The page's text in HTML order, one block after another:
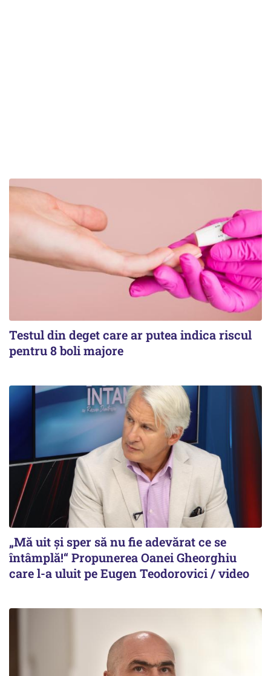
Testul din deget care ar putea indica riscul
pentru 8 boli majore
„Mă uit și sper să nu fie adevărat ce se
întâmplă!“ Propunerea Oanei Gheorghiu
care l-a uluit pe Eugen Teodorovici / video